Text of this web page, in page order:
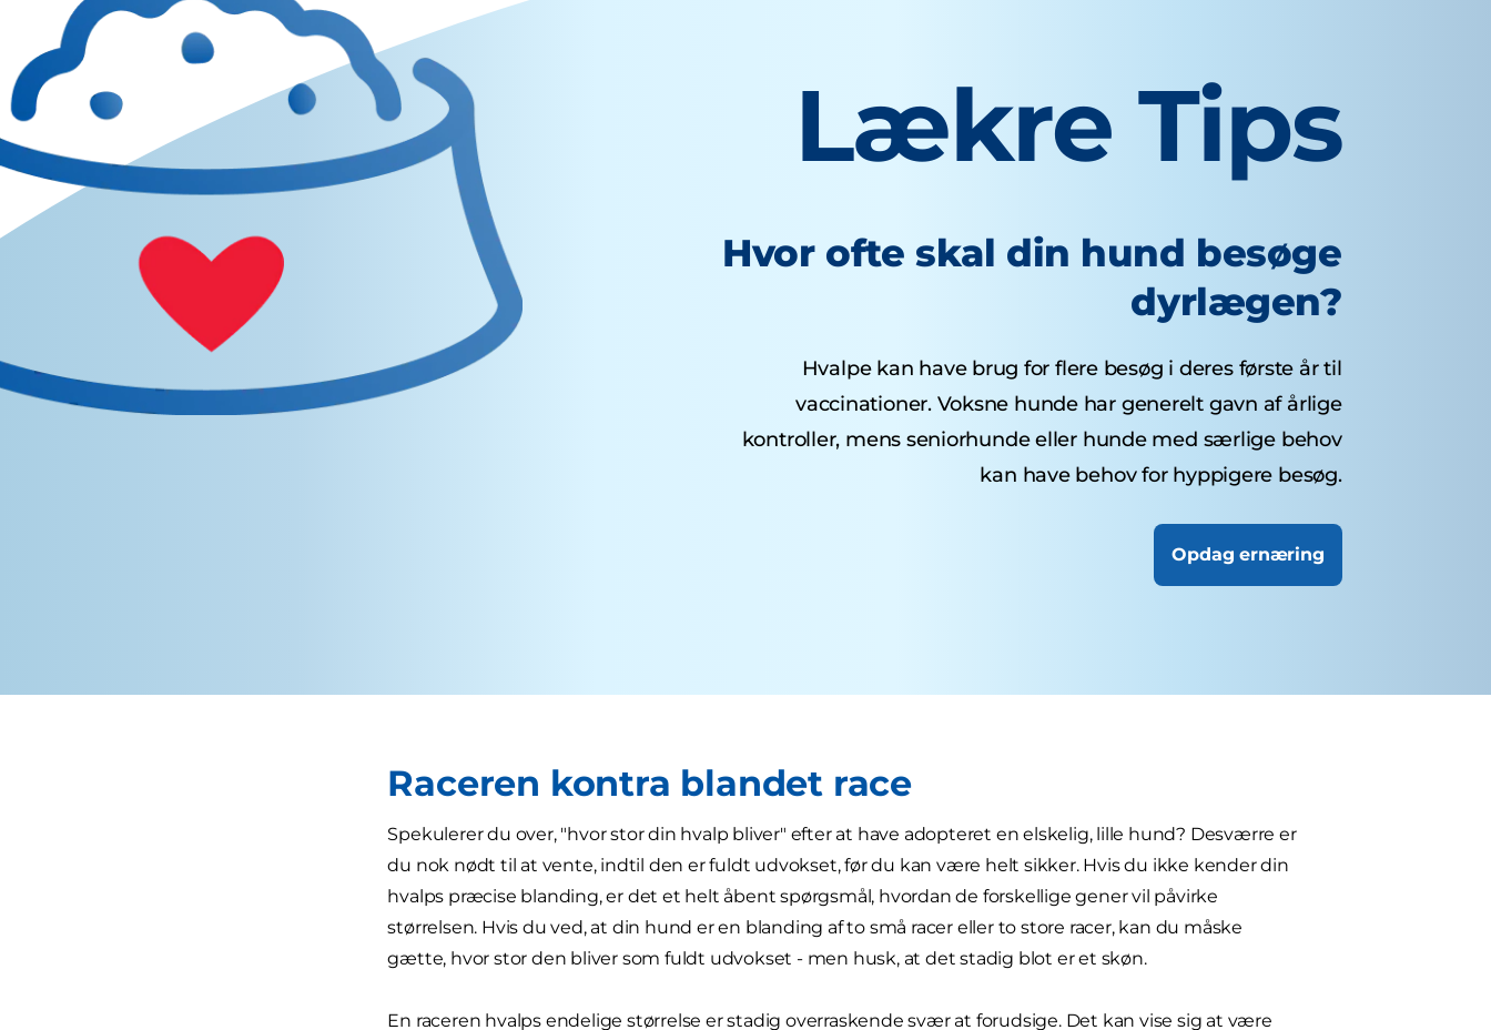
Lækre Tips
Hvor ofte skal din hund besøge
dyrlægen?
Hvalpe kan have brug for flere besøg i deres første år til
vaccinationer. Voksne hunde har generelt gavn af årlige
kontroller, mens seniorhunde eller hunde med særlige behov
kan have behov for hyppigere besøg.
Opdag ernæring
Raceren kontra blandet race
Spekulerer du over, "hvor stor din hvalp bliver" efter at have adopteret en elskelig, lille hund? Desværre er
du nok nødt til at vente, indtil den er fuldt udvokset, før du kan være helt sikker. Hvis du ikke kender din
hvalps præcise blanding, er det et helt åbent spørgsmål, hvordan de forskellige gener vil påvirke
størrelsen. Hvis du ved, at din hund er en blanding af to små racer eller to store racer, kan du måske
gætte, hvor stor den bliver som fuldt udvokset - men husk, at det stadig blot er et skøn.
En raceren hvalps endelige størrelse er stadig overraskende svær at forudsige. Det kan vise sig at være